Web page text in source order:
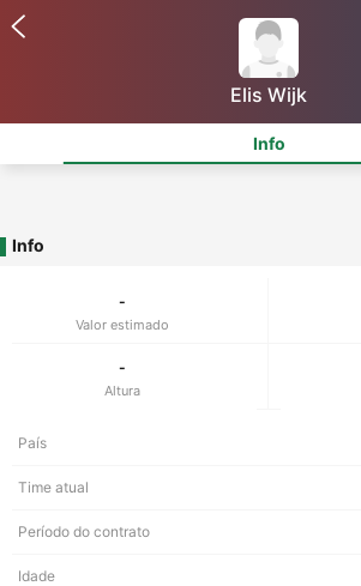
Elis Wijk
Info
Info
-
Valor estimado
-
Altura
País
Time atual
Período do contrato
Idade